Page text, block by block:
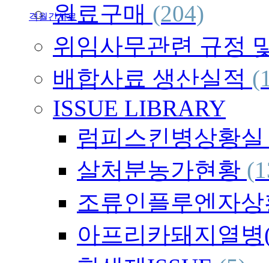
격월간사료원료구매 (204)
위임사무관련 규정
배합사료 생산실적
ISSUE LIBRARY
럼피스킨병상황
살처분농가현황
조류인플루엔자
아프리카돼지열